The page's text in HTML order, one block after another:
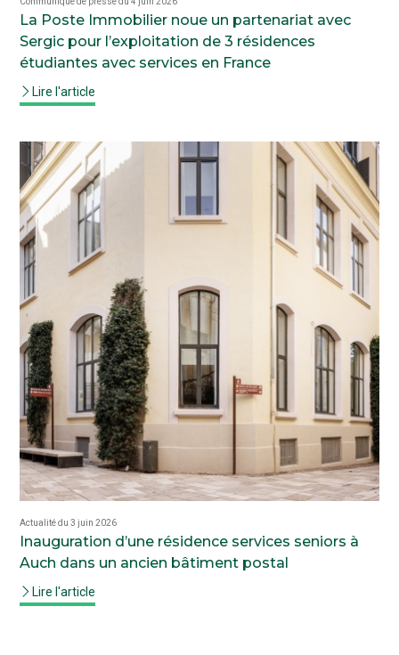
La Poste Immobilier noue un partenariat avec
Sergic pour l’exploitation de 3 résidences
étudiantes avec services en France
Lire l'article
Actualité du 3 juin 2026
Inauguration d’une résidence services seniors à
Auch dans un ancien bâtiment postal
Lire l'article